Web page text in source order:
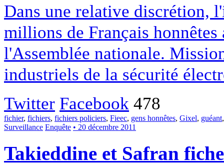
Dans une relative discrétion,
millions de Français
l'Assemblée nationale.
industriels de la sécurité
Twitter Facebook 478
fichier, fichiers, fichiers policiers, Fieec, gens honnêtes, Gixel, guéant
Surveillance Enquête • 20 décembre 2011
Takieddine et Safran